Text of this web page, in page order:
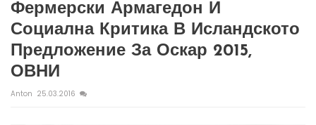
Фермерски Армагедон И
Социална Критика В Исландското
Предложение За Оскар 2015,
ОВНИ
Anton 25.03.2016